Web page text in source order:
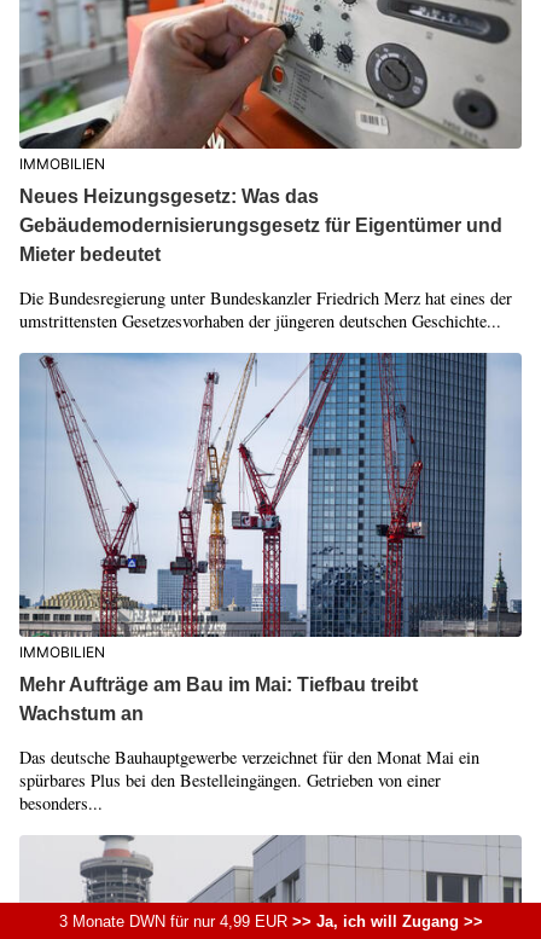
IMMOBILIEN
Neues Heizungsgesetz: Was das
Gebäudemodernisierungsgesetz für Eigentümer und
Mieter bedeutet
Die Bundesregierung unter Bundeskanzler Friedrich Merz hat eines der
umstrittensten Gesetzesvorhaben der jüngeren deutschen Geschichte...
IMMOBILIEN
Mehr Aufträge am Bau im Mai: Tiefbau treibt
Wachstum an
Das deutsche Bauhauptgewerbe verzeichnet für den Monat Mai ein
spürbares Plus bei den Bestelleingängen. Getrieben von einer
besonders...
3 Monate DWN für nur 4,99 EUR>> Ja, ich will Zugang >>